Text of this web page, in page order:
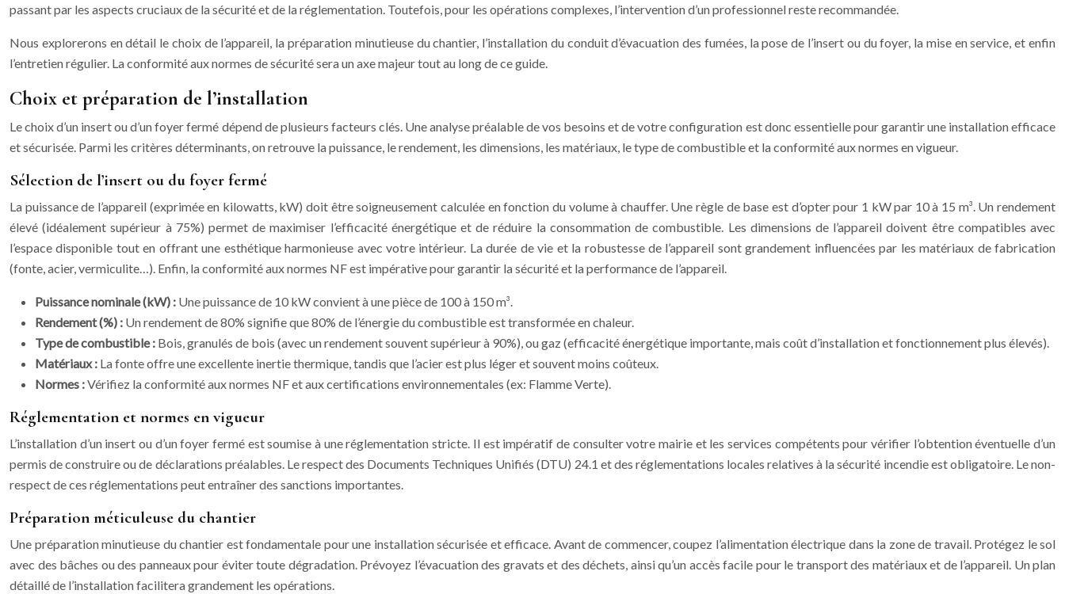
passant par les aspects cruciaux de la sécurité et de la réglementation. Toutefois, pour les opérations complexes, l’intervention d’un professionnel reste recommandée.
Nous explorerons en détail le choix de l’appareil, la préparation minutieuse du chantier, l’installation du conduit d’évacuation des fumées, la pose de l’insert ou du foyer, la mise en service, et enfin
l’entretien régulier. La conformité aux normes de sécurité sera un axe majeur tout au long de ce guide.
Choix et préparation de l’installation
Le choix d’un insert ou d’un foyer fermé dépend de plusieurs facteurs clés. Une analyse préalable de vos besoins et de votre configuration est donc essentielle pour garantir une installation efficace
et sécurisée. Parmi les critères déterminants, on retrouve la puissance, le rendement, les dimensions, les matériaux, le type de combustible et la conformité aux normes en vigueur.
Sélection de l’insert ou du foyer fermé
La puissance de l’appareil (exprimée en kilowatts, kW) doit être soigneusement calculée en fonction du volume à chauffer. Une règle de base est d’opter pour 1 kW par 10 à 15 m³. Un rendement
élevé (idéalement supérieur à 75%) permet de maximiser l’efficacité énergétique et de réduire la consommation de combustible. Les dimensions de l’appareil doivent être compatibles avec
l’espace disponible tout en offrant une esthétique harmonieuse avec votre intérieur. La durée de vie et la robustesse de l’appareil sont grandement influencées par les matériaux de fabrication
(fonte, acier, vermiculite…). Enfin, la conformité aux normes NF est impérative pour garantir la sécurité et la performance de l’appareil.
Puissance nominale (kW) : Une puissance de 10 kW convient à une pièce de 100 à 150 m³.
Rendement (%) : Un rendement de 80% signifie que 80% de l’énergie du combustible est transformée en chaleur.
Type de combustible : Bois, granulés de bois (avec un rendement souvent supérieur à 90%), ou gaz (efficacité énergétique importante, mais coût d’installation et fonctionnement plus élevés).
Matériaux : La fonte offre une excellente inertie thermique, tandis que l’acier est plus léger et souvent moins coûteux.
Normes :Vérifiez la conformité aux normes NF et aux certifications environnementales (ex: Flamme Verte).
Réglementation et normes en vigueur
L’installation d’un insert ou d’un foyer fermé est soumise à une réglementation stricte. Il est impératif de consulter votre mairie et les services compétents pour vérifier l’obtention éventuelle d’un
permis de construire ou de déclarations préalables. Le respect des Documents Techniques Unifiés (DTU) 24.1 et des réglementations locales relatives à la sécurité incendie est obligatoire. Le non-
respect de ces réglementations peut entraîner des sanctions importantes.
Préparation méticuleuse du chantier
Une préparation minutieuse du chantier est fondamentale pour une installation sécurisée et efficace. Avant de commencer, coupez l’alimentation électrique dans la zone de travail. Protégez le sol
avec des bâches ou des panneaux pour éviter toute dégradation. Prévoyez l’évacuation des gravats et des déchets, ainsi qu’un accès facile pour le transport des matériaux et de l’appareil. Un plan
détaillé de l’installation facilitera grandement les opérations.